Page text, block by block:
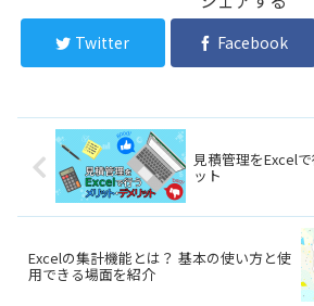
Twitter Facebook
見積管理をExcel
ット
Excelの集計機能とは？ 基本の使い方と使
用できる場面を紹介